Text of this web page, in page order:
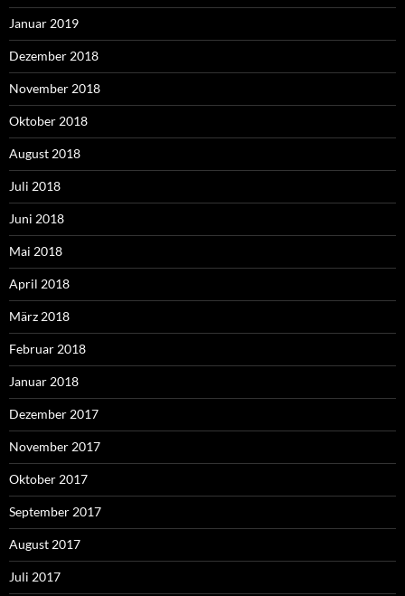
Januar 2019
Dezember 2018
November 2018
Oktober 2018
August 2018
Juli 2018
Juni 2018
Mai 2018
April 2018
März 2018
Februar 2018
Januar 2018
Dezember 2017
November 2017
Oktober 2017
September 2017
August 2017
Juli 2017